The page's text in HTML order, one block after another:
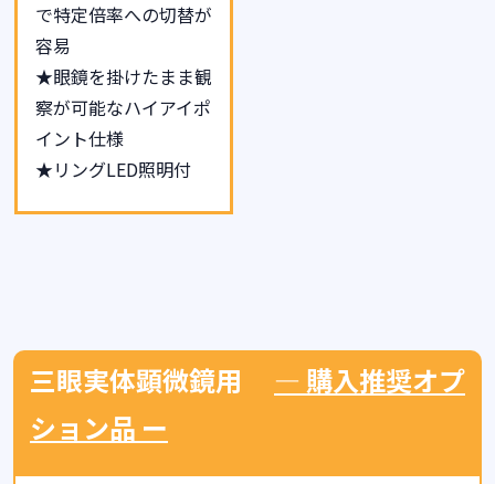
で特定倍率への切替が
容易
★眼鏡を掛けたまま観
察が可能なハイアイポ
イント仕様
★リングLED照明付
三眼実体顕微鏡用 ― 購入推奨オプ
ション品 ー